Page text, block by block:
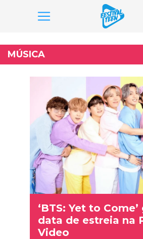
para
o
conteúdo
MÚSICA
‘BTS: Yet to
data de estreia na
Video